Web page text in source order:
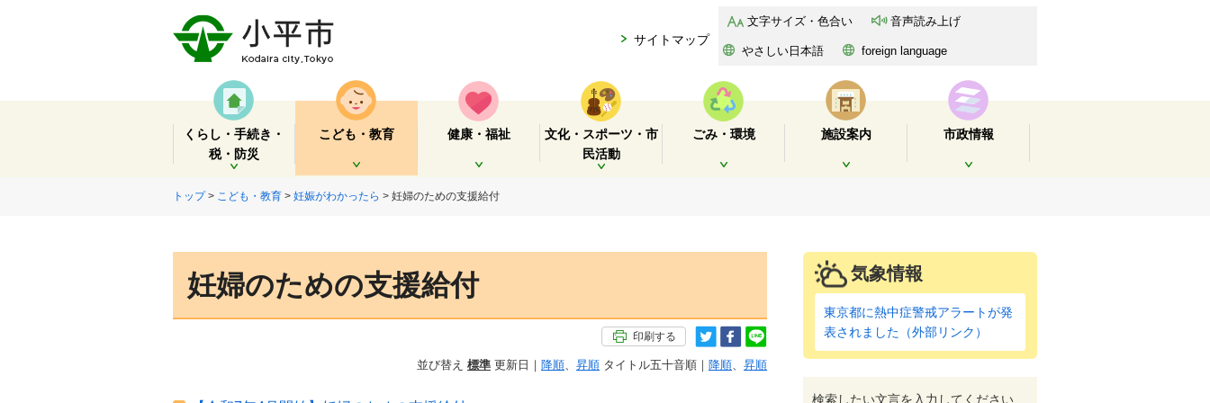
サイトマップ
文字サイズ・色合い 音声読み上げ
やさしい日本語 foreign language
くらし・手続き・
税・防災
開く
こども・教育
開く
健康・福祉
開く
文化・スポーツ・市
民活動
ごみ・環境 施設案内 市政情報
トップ> こども・教育 > 妊娠がわかったら > 妊婦のための支援給付
妊婦のための支援給付
印刷する
並び替え 標準 更新日｜ 降順、 昇順 タイトル五十音順｜ 降順、 昇順
気象情報
東京都に熱中症警戒アラートが発
表されました（外部リンク）
検索したい文言を入力してください